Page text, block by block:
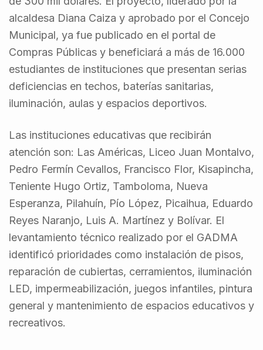
alcaldesa Diana Caiza y aprobado por el Concejo
Municipal, ya fue publicado en el portal de
Compras Públicas y beneficiará a más de 16.000
estudiantes de instituciones que presentan serias
deficiencias en techos, baterías sanitarias,
iluminación, aulas y espacios deportivos.
Las instituciones educativas que recibirán
atención son: Las Américas, Liceo Juan Montalvo,
Pedro Fermín Cevallos, Francisco Flor, Kisapincha,
Teniente Hugo Ortiz, Tamboloma, Nueva
Esperanza, Pilahuín, Pío López, Picaihua, Eduardo
Reyes Naranjo, Luis A. Martínez y Bolívar. El
levantamiento técnico realizado por el GADMA
identificó prioridades como instalación de pisos,
reparación de cubiertas, cerramientos, iluminación
LED, impermeabilización, juegos infantiles, pintura
general y mantenimiento de espacios educativos y
recreativos.